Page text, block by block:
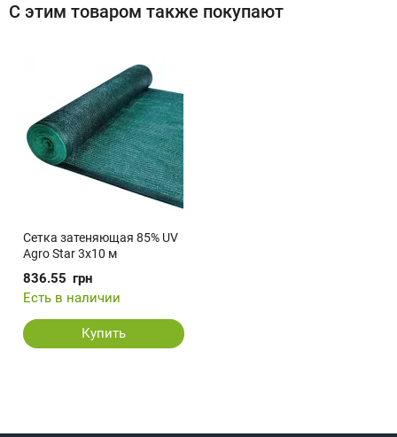
С этим товаром также покупают
Сетка затеняющая 85% UV
Agro Star 3х10 м
836.55 грн
Есть в наличии
Купить